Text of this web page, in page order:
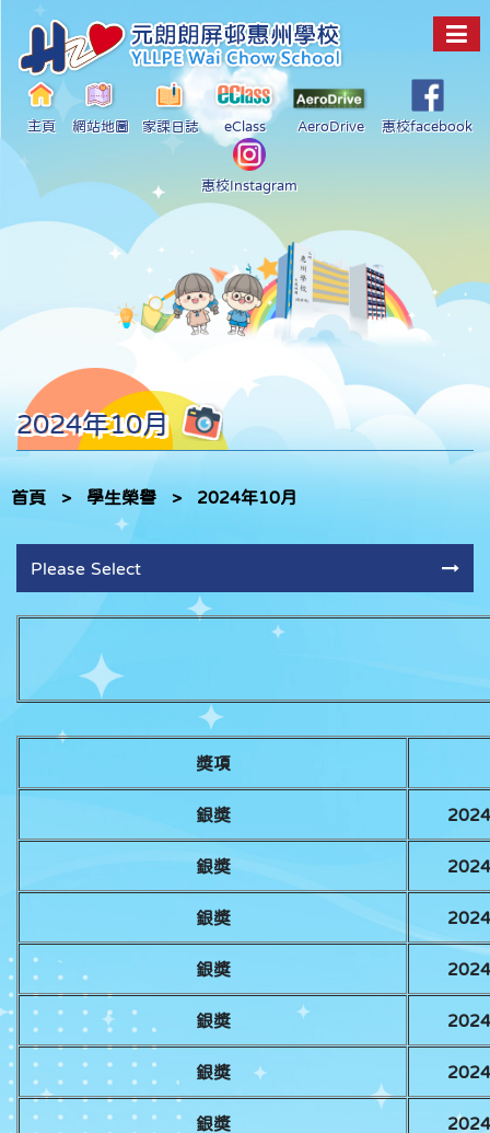
主頁 網站地圖 家課日誌 eClass AeroDrive 惠校facebook
惠校Instagram
2024年10月
首頁 > 學生榮譽 > 2024年10月
Please Select
獎項
銀獎
銀獎
銀獎
銀獎
銀獎
銀獎
銀獎